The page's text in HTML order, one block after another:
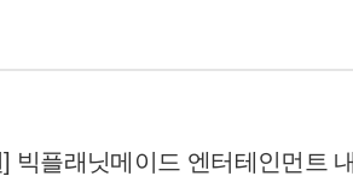
빅플래닛메이드 엔터테인먼트